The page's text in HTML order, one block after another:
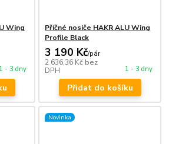
Wing
1 - 3 dny
Příčné nosiče HAKR ALU Wing
Profile Black
3 190 Kč/pár
2 636,36 Kč bez
DPH
1 - 3 dny
Přidat do košíku
Novinka